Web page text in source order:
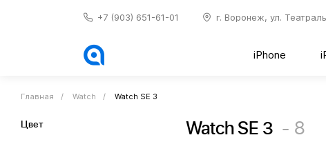
+7 (903) 651-61-01 г. Воронеж, ул.
iPhone
Главная Watch Watch SE 3
Цвет Watch SE 3 8